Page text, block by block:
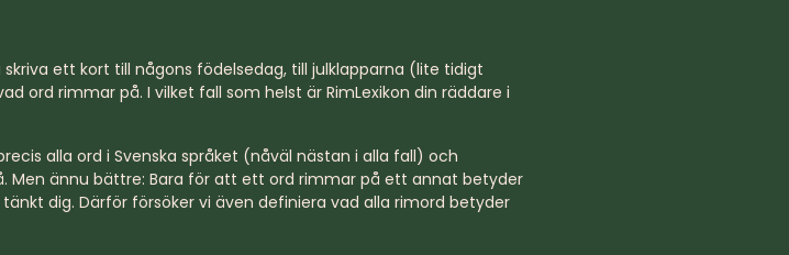
ett kort till någons födelsedag, till julklapparna (lite tidigt
ord rimmar på. I vilket fall som helst är RimLexikon din räddare i
alla ord i Svenska språket (nåväl nästan i alla fall) och
Men ännu bättre: Bara för att ett ord rimmar på ett annat betyder
dig. Därför försöker vi även definiera vad alla rimord betyder